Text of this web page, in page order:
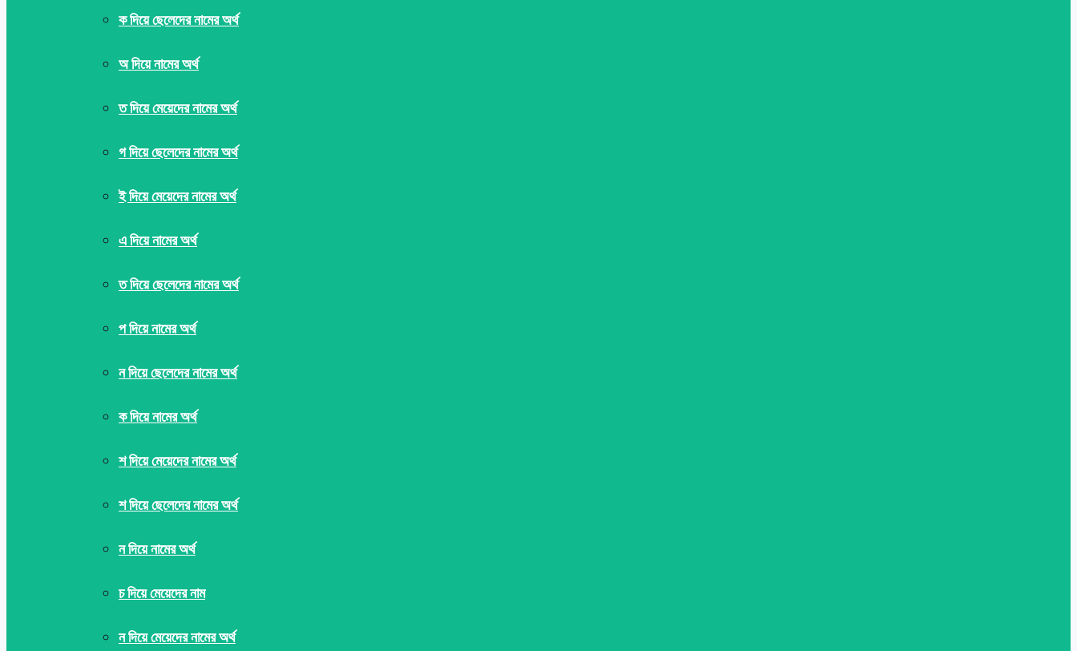
ক দিয়ে ছেলেদের নামের অর্থ
অ দিয়ে নামের অর্থ
ত দিয়ে মেয়েদের নামের অর্থ
গ দিয়ে ছেলেদের নামের অর্থ
ই দিয়ে মেয়েদের নামের অর্থ
এ দিয়ে নামের অর্থ
ত দিয়ে ছেলেদের নামের অর্থ
প দিয়ে নামের অর্থ
ন দিয়ে ছেলেদের নামের অর্থ
ক দিয়ে নামের অর্থ
শ দিয়ে মেয়েদের নামের অর্থ
শ দিয়ে ছেলেদের নামের অর্থ
ন দিয়ে নামের অর্থ
চ দিয়ে মেয়েদের নাম
ন দিয়ে মেয়েদের নামের অর্থ